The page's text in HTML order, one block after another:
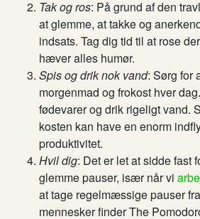
Tak og ros: På grund af den
at glemme, at takke og
indsats. Tag dig tid til at rose
hæver alles humør.
Spis og drik nok vand: Sørg for
morgenmad og frokost hver
fødevarer og drik rigeligt vand.
kosten kan have en enorm
produktivitet.
Hvil dig: Det er let at sidde fast
glemme pauser, især når vi
at tage regelmæssige pauser
mennesker finder The